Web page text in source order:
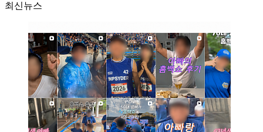
최신뉴스